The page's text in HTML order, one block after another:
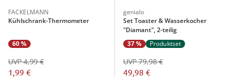
FACKELMANN
Kühlschrank-Thermometer
60 %
1,99 €
UVP 4,99 €
genialo
Set Toaster & Wasserkocher
"Diamant", 2-teilig
37 %
Produktset
49,98 €
UVP 79,98 €